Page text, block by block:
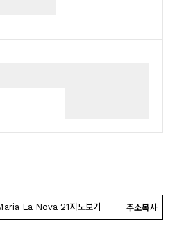
La Nova 21지도보기 주소복사